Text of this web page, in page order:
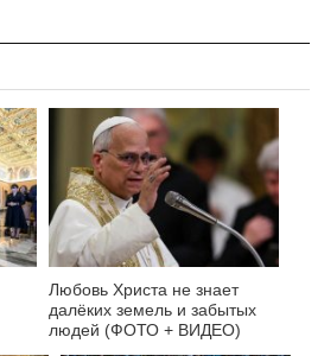
Любовь Христа не знает
далёких земель и забытых
людей (ФОТО + ВИДЕО)